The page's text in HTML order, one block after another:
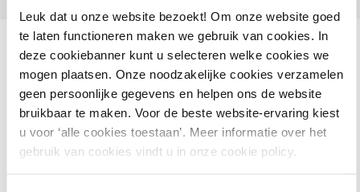
Leuk dat u onze website bezoekt! Om onze website goed
te laten functioneren maken we gebruik van cookies. In
deze cookiebanner kunt u selecteren welke cookies we
mogen plaatsen. Onze noodzakelijke cookies verzamelen
geen persoonlijke gegevens en helpen ons de website
bruikbaar te maken. Voor de beste website-ervaring kiest
u voor ‘alle cookies toestaan’. Meer informatie over het
gebruik van cookies vindt u in onze cookie policy.
Ook interessant voor jou
HAMIL voor gemeenten – Handhaving Milieu